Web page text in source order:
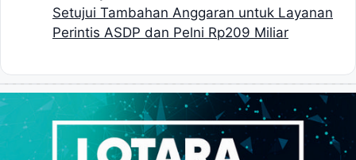
Setujui Tambahan Anggaran untuk Layanan
Perintis ASDP dan Pelni Rp209 Miliar